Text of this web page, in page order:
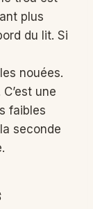
plus
du lit. Si
nouées.
une
faibles
seconde